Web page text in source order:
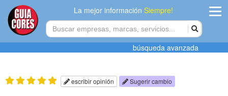
La mejor informaciónSiempre!
Agregar
búsqueda avanzada
escribir opinión Sugerir cambio